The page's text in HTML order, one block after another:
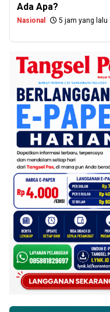
Ada Apa?
Nasional 5 jam yang lalu